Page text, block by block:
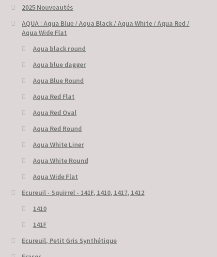
2025 Nouveautés
AQUA : Aqua Blue / Aqua Black / Aqua White / Aqua Red /
Aqua Wide Flat
Aqua black round
Aqua blue dagger
Aqua Blue Round
Aqua Red Flat
Aqua Red Oval
Aqua Red Round
Aqua White Liner
Aqua White Round
Aqua Wide Flat
Ecureuil - Squirrel - 141F, 1410, 1417, 1412
1410
141F
Ecureuil, Petit Gris Synthétique